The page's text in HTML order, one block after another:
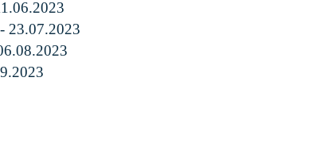
23.07.2023